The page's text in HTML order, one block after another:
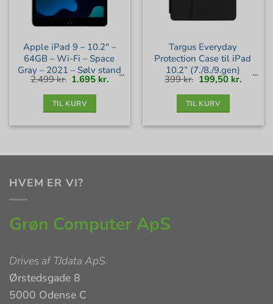
Apple iPad 9 – 10.2″ –
64GB – Wi-Fi – Space
Gray – 2021 – Sølv stand
2.499kr. Den
oprindelige
pris
1.695 kr. Den
TIL KURV
Targus Everyday
Protection Case til iPad
10.2” (7./8./9.gen)
399kr. Den
oprindelige
pris
199,50 kr.Den
pris
TIL KURV
HVEM ER VI?
Grøn Computer ApS
Drives afTJdata ApS.
Ørstedsgade 8
5000 Odense C